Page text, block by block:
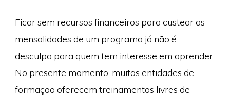
Ficar sem recursos financeiros para custear as
mensalidades de um programa já não é
desculpa para quem tem interesse em aprender.
No presente momento, muitas entidades de
formação oferecem treinamentos livres de